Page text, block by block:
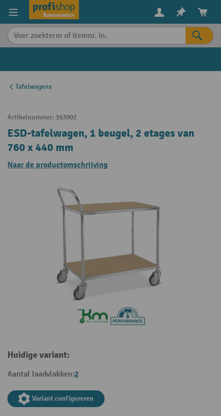
content
Tafelwagens
Artikelnummer: 163902
ESD-tafelwagen, 1 beugel, 2 etages van
760 x 440 mm
Naar de productomschrijving
Huidige variant:
Aantal laadvlakken:2
Variant configureren